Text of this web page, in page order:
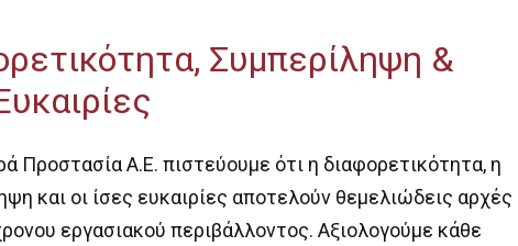
Συμπερίληψη &
Προστασία Α.Ε. πιστεύουμε ότι η διαφορετικότητα, η
και οι ίσες ευκαιρίες αποτελούν θεμελιώδεις αρχές
εργασιακού περιβάλλοντος. Αξιολογούμε κάθε